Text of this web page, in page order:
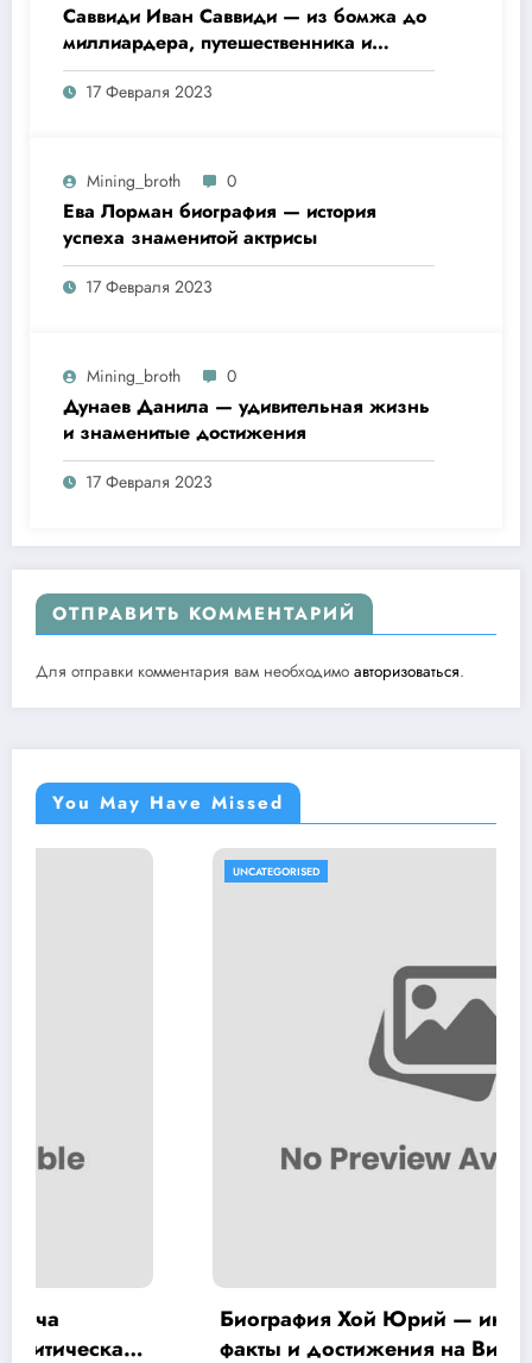
Саввиди Иван Саввиди — из бомжа до
миллиардера, путешественника и
футбольного президента —
удивительная биография
17 Февраля 2023
Mining_broth 0
Ева Лорман биография — история
успеха знаменитой актрисы
17 Февраля 2023
Mining_broth 0
Дунаев Данила — удивительная жизнь
и знаменитые достижения
17 Февраля 2023
ОТПРАВИТЬ КОММЕНТАРИЙ
Для отправки комментария вам необходимо авторизоваться.
You May Have Missed
Биография Хой Юрий — интересные
факты и достижения на Википедии